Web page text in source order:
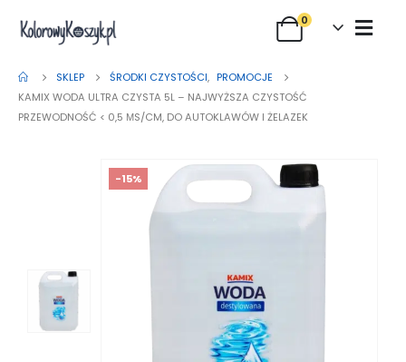
0
SKLEP ŚRODKI CZYSTOŚCI, PROMOCJE
KAMIX WODA ULTRA CZYSTA 5L – NAJWYŻSZA CZYSTOŚĆ
PRZEWODNOŚĆ < 0,5 ΜS/CM, DO AUTOKLAWÓW I ŻELAZEK
-15%